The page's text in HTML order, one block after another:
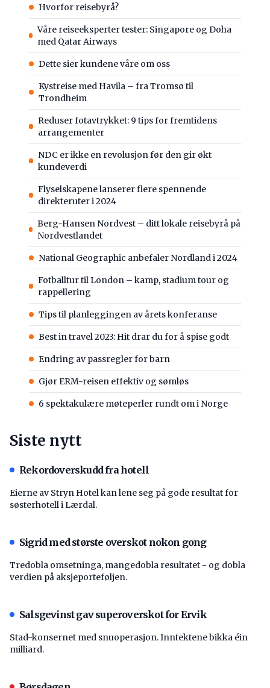
Hvorfor reisebyrå?
Våre reiseeksperter tester: Singapore og Doha
med Qatar Airways
Dette sier kundene våre om oss
Kystreise med Havila – fra Tromsø til
Trondheim
Reduser fotavtrykket: 9 tips for fremtidens
arrangementer
NDC er ikke en revolusjon før den gir økt
kundeverdi
Flyselskapene lanserer flere spennende
direkteruter i 2024
Berg-Hansen Nordvest – ditt lokale reisebyrå på
Nordvestlandet
National Geographic anbefaler Nordland i 2024
Fotballtur til London – kamp, stadium tour og
rappellering
Tips til planleggingen av årets konferanse
Best in travel 2023: Hit drar du for å spise godt
Endring av passregler for barn
Gjør ERM-reisen effektiv og sømløs
6 spektakulære møteperler rundt om i Norge
Siste nytt
Rekordoverskudd fra hotell
Eierne av Stryn Hotel kan lene seg på gode resultat for
søsterhotell i Lærdal.
Sigrid med største overskot nokon gong
Tredobla omsetninga, mangedobla resultatet - og dobla
verdien på aksjeporteføljen.
Salsgevinst gav superoverskot for Ervik
Stad-konsernet med snuoperasjon. Inntektene bikka éin
milliard.